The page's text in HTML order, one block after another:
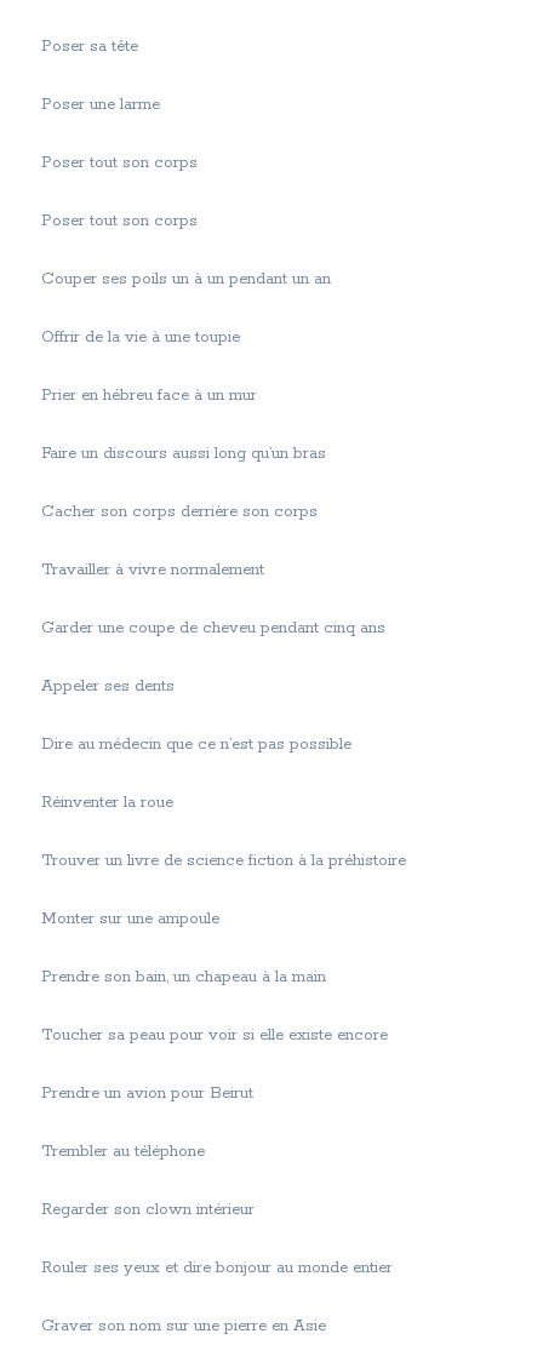
Poser sa tête
Poser une larme
Poser tout son corps
Poser tout son corps
Couper ses poils un à un pendant un an
Offrir de la vie à une toupie
Prier en hébreu face à un mur
Faire un discours aussi long qu’un bras
Cacher son corps derrière son corps
Travailler à vivre normalement
Garder une coupe de cheveu pendant cinq ans
Appeler ses dents
Dire au médecin que ce n’est pas possible
Réinventer la roue
Trouver un livre de science fiction à la préhistoire
Monter sur une ampoule
Prendre son bain, un chapeau à la main
Toucher sa peau pour voir si elle existe encore
Prendre un avion pour Beirut
Trembler au téléphone
Regarder son clown intérieur
Rouler ses yeux et dire bonjour au monde entier
Graver son nom sur une pierre en Asie